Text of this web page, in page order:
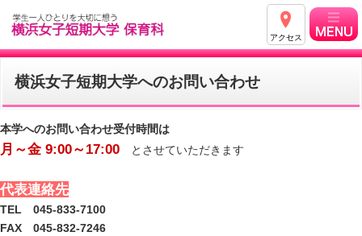
アクセス
横浜女子短期大学へのお問い合わせ
本学へのお問い合わせ受付時間は
月～金 9:00～17:00 とさせていただきます
代表連絡先
TEL 045-833-7100
FAX 045-832-7246